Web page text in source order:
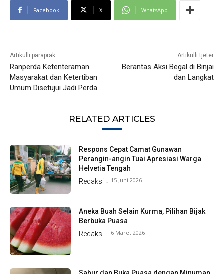
Facebook X WhatsApp
Artikulli paraprak
Ranperda Ketenteraman
Masyarakat dan Ketertiban
Umum Disetujui Jadi Perda
Artikulli tjetër
Berantas Aksi Begal di Binjai
dan Langkat
RELATED ARTICLES
Respons Cepat Camat Gunawan
Perangin-angin Tuai Apresiasi Warga
Helvetia Tengah
Redaksi - 15 Juni 2026
Aneka Buah Selain Kurma, Pilihan Bijak
Berbuka Puasa
Redaksi - 6 Maret 2026